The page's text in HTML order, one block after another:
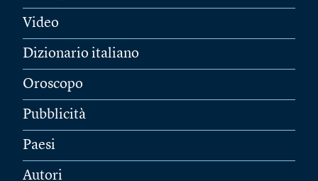
Video
Dizionario italiano
Oroscopo
Pubblicità
Paesi
Autori